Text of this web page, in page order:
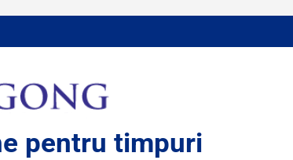
pentru timpuri